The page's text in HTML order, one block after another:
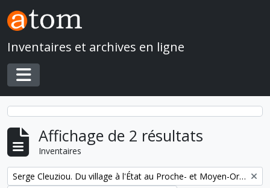
Skip to main content
Inventaires et archives en ligne
Toggle navigation
Affichage de 2 résultats
Inventaires
Remove filter:
Serge Cleuziou. Du village à l'État au Proche- et Moyen-Orient